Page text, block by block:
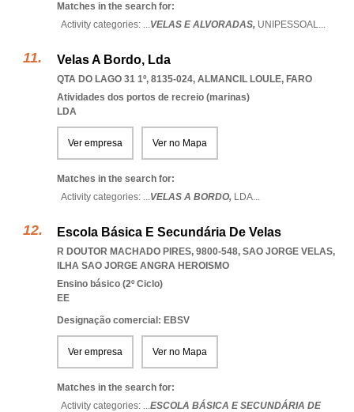
Matches in the search for:
Activity categories: ...VELAS E ALVORADAS, UNIPESSOAL...
Velas A Bordo, Lda
QTA DO LAGO 31 1º, 8135-024, ALMANCIL LOULE, FARO
Atividades dos portos de recreio (marinas)
LDA
Ver empresa Ver no Mapa
Matches in the search for:
Activity categories: ...VELAS A BORDO, LDA...
Escola Básica E Secundária De Velas
R DOUTOR MACHADO PIRES, 9800-548, SAO JORGE VELAS,
ILHA SAO JORGE ANGRA HEROISMO
Ensino básico (2º Ciclo)
EE
Designação comercial: EBSV
Ver empresa Ver no Mapa
Matches in the search for:
Activity categories: ...ESCOLA BÁSICA E SECUNDÁRIA DE